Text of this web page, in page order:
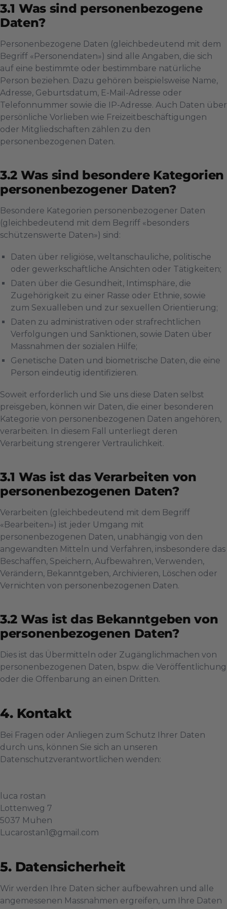
Was sind personenbezogene
Daten?
Personenbezogene Daten (gleichbedeutend mit dem
Begriff «Personendaten») sind alle Angaben, die sich
auf eine bestimmte oder bestimmbare natürliche
Person beziehen. Dazu gehören beispielsweise Name,
Adresse, Geburtsdatum, E-Mail-Adresse oder
Telefonnummer sowie die IP-Adresse. Auch Daten über
persönliche Vorlieben wie Freizeitbeschäftigungen
oder Mitgliedschaften zählen zu den
personenbezogenen Daten.
Was sind besondere Kategorien
personenbezogener Daten?
Besondere Kategorien personenbezogener Daten
(gleichbedeutend mit dem Begriff «besonders
schützenswerte Daten») sind:
Daten über religiöse, weltanschauliche, politische
oder gewerkschaftliche Ansichten oder Tätigkeiten;
Daten über die Gesundheit, Intimsphäre, die
Zugehörigkeit zu einer Rasse oder Ethnie, sowie
zum Sexualleben und zur sexuellen Orientierung;
Daten zu administrativen oder strafrechtlichen
Verfolgungen und Sanktionen, sowie Daten über
Massnahmen der sozialen Hilfe;
Genetische Daten und biometrische Daten, die eine
Person eindeutig identifizieren.
Soweit erforderlich und Sie uns diese Daten selbst
preisgeben, können wir Daten, die einer besonderen
Kategorie von personenbezogenen Daten angehören,
verarbeiten. In diesem Fall unterliegt deren
Verarbeitung strengerer Vertraulichkeit.
Was ist das Verarbeiten von
personenbezogenen Daten?
Verarbeiten (gleichbedeutend mit dem Begriff
«Bearbeiten») ist jeder Umgang mit
personenbezogenen Daten, unabhängig von den
angewandten Mitteln und Verfahren, insbesondere das
Beschaffen, Speichern, Aufbewahren, Verwenden,
Verändern, Bekanntgeben, Archivieren, Löschen oder
Vernichten von personenbezogenen Daten.
Was ist das Bekanntgeben von
personenbezogenen Daten?
Dies ist das Übermitteln oder Zugänglichmachen von
personenbezogenen Daten, bspw. die Veröffentlichung
oder die Offenbarung an einen Dritten.
Kontakt
Bei Fragen oder Anliegen zum Schutz Ihrer Daten
durch uns, können Sie sich an unseren
Datenschutzverantwortlichen wenden:
luca rostan
Lottenweg 7
5037 Muhen
Lucarostan1@gmail.com
Datensicherheit
Wir werden Ihre Daten sicher aufbewahren und alle
angemessenen Massnahmen ergreifen, um Ihre Daten